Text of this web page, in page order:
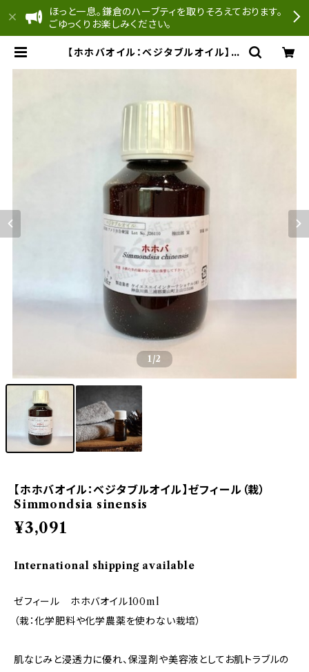
ほっと一息。鎌倉のハーブティを取りそろえております。
ごゆっくりお楽しみください。
【ホホバオイル：ベジタブルオイル】ゼ
1/2
【ホホバオイル：ベジタブルオイル】ゼフィール（栽）
Simmondsia sinensis
¥3,091
International shipping available
ゼフィール ホホバオイル100ml
（栽：化学肥料や化学農薬を使わない栽培）
肌なじみと浸透力に優れ、保湿剤や美容液としてお肌トラブルの